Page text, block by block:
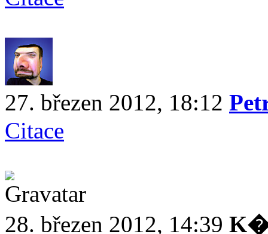
27. březen 2012, 18:12
Citace
28. březen 2012, 14:39